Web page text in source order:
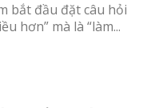
bắt đầu đặt câu hỏi
hơn” mà là “làm...